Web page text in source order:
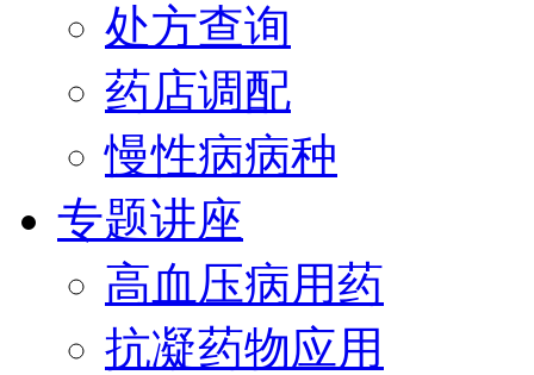
处方查询
药店调配
慢性病病种
专题讲座
高血压病用药
抗凝药物应用